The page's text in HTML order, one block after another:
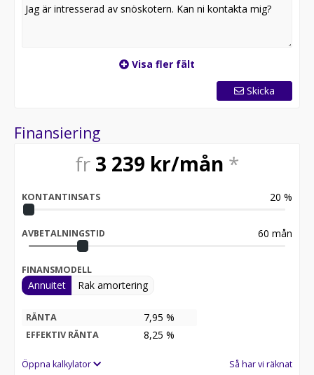
Visa fler fält
Skicka
Finansiering
fr 3 239 kr/mån *
KONTANTINSATS 20 %
AVBETALNINGSTID 60 mån
FINANSMODELL
Annuitet Rak amortering
RÄNTA 7,95 %
EFFEKTIV RÄNTA 8,25 %
Öppna kalkylator Så har vi räknat